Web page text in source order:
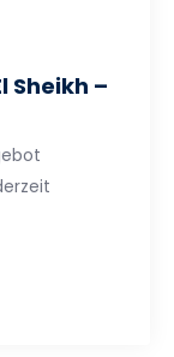
Sheikh –